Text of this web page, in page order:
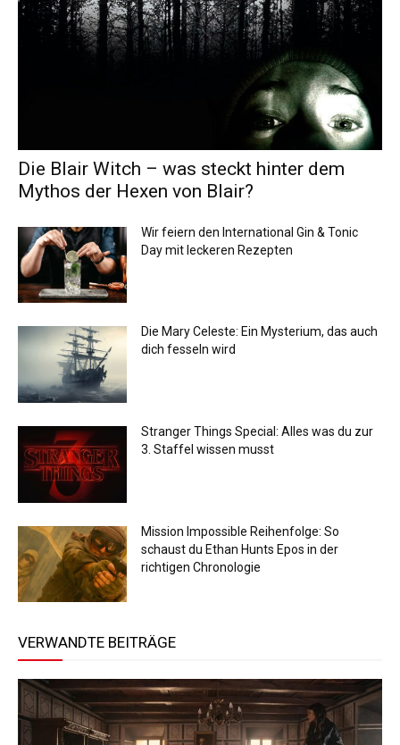
Die Blair Witch – was steckt hinter dem
Mythos der Hexen von Blair?
Wir feiern den International Gin & Tonic
Day mit leckeren Rezepten
Die Mary Celeste: Ein Mysterium, das auch
dich fesseln wird
Stranger Things Special: Alles was du zur
3. Staffel wissen musst
Mission Impossible Reihenfolge: So
schaust du Ethan Hunts Epos in der
richtigen Chronologie
VERWANDTE BEITRÄGE